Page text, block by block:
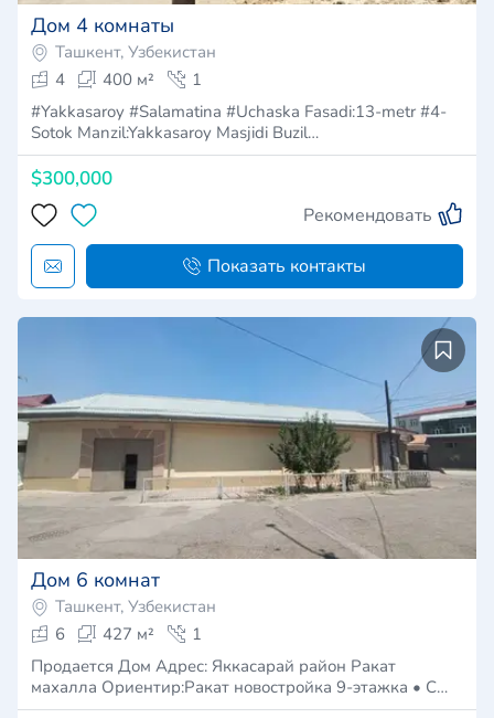
Дом 4 комнаты
Ташкент, Узбекистан
4
400 м²
1
#Yakkasaroy #Salamatina #Uchaska Fasadi:13-metr #4-
Sotok Manzil:Yakkasaroy Masjidi Buzil…
$300,000
Рекомендовать
Показать контакты
Дом 6 комнат
Ташкент, Узбекистан
6
427 м²
1
Продается Дом Адрес: Яккасарай район Ракат
махалла Ориентир:Ракат новостройка 9-этажка • С…